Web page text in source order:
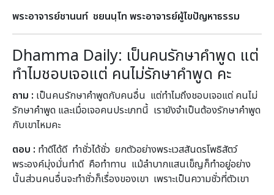
พระอาจารย์ชานนท์ ชยนนฺโท พระอาจารย์ผู้ไขปัญหาธรรม
Dhamma Daily: เป็นคนรักษาคำพูด แต่
ทำไมชอบเจอแต่ คนไม่รักษาคำพูด คะ
ถาม : เป็นคนรักษาคำพูดกับคนอื่น แต่ทำไมถึงชอบเจอแต่ คนไม่
รักษาคำพูด และเมื่อเจอคนประเภทนี้ เรายังจำเป็นต้องรักษาคำพูด
กับเขาไหมคะ
ตอบ : ทำดีได้ดี ทำชั่วได้ชั่ว ยกตัวอย่างพระเวสสันดรโพธิสัตว์
พระองค์มุ่งมั่นทำดี คือทำทาน แม้ลำบากแสนเข็ญก็ทำอยู่อย่าง
นั้นส่วนคนอื่นจะทำชั่วก็เรื่องของเขา เพราะเป็นความชั่วที่ตัวเขา